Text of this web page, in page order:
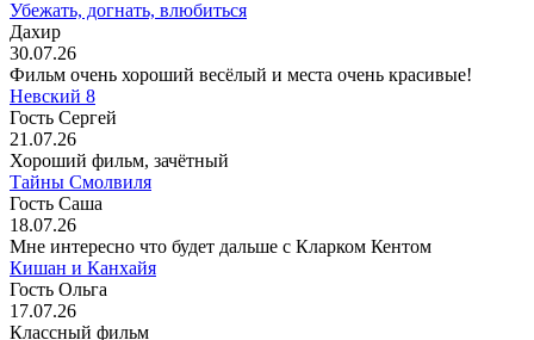
Убежать, догнать, влюбиться
Дахир
30.07.26
Фильм очень хороший весёлый и места очень красивые!
Невский 8
Гость Сергей
21.07.26
Хороший фильм, зачётный
Тайны Смолвиля
Гость Саша
18.07.26
Мне интересно что будет дальше с Кларком Кентом
Кишан и Канхайя
Гость Ольга
17.07.26
Классный фильм